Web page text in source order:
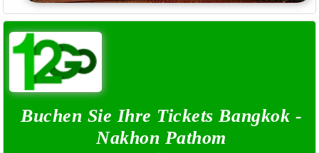
Buchen Sie Ihre Tickets Bangkok -
Nakhon Pathom